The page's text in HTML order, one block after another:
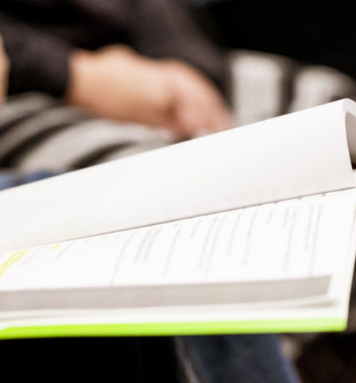
Presse
Recht